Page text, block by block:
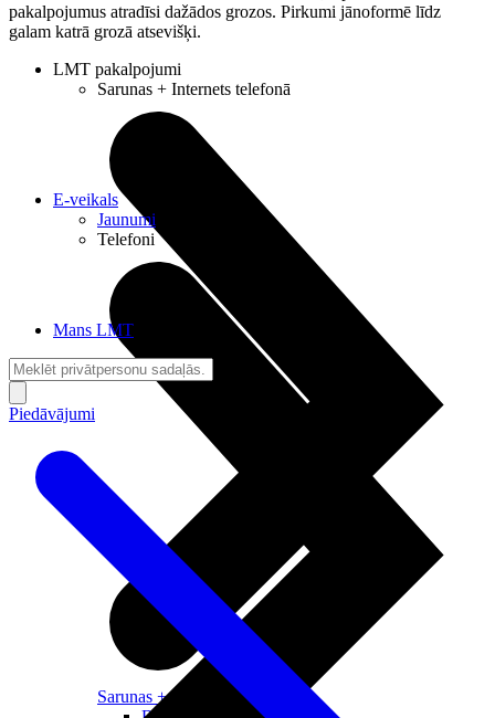
pakalpojumus atradīsi dažādos grozos. Pirkumi jānoformē līdz
galam katrā grozā atsevišķi.
LMT pakalpojumi
Sarunas + Internets telefonā
Sarunas + Internets
E-veikals
Jaunumi
Telefoni
Mans LMT
Piedāvājumi